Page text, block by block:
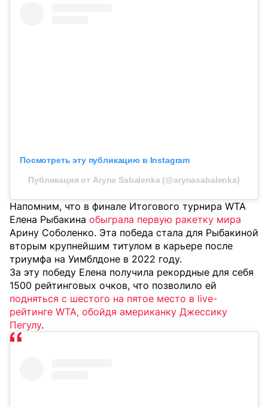
Посмотреть эту публикацию в Instagram
Публикация от Aryna Sabalenka (@arynasabalenka)
Напомним, что в финале Итогового турнира WTA
Елена Рыбакина обыграла первую ракетку мира
Арину Соболенко. Эта победа стала для Рыбакиной
вторым крупнейшим титулом в карьере после
триумфа на Уимблдоне в 2022 году.
За эту победу Елена получила рекордные для себя
1500 рейтинговых очков, что позволило ей
подняться с шестого на пятое место в live-
рейтинге WTA, обойдя американку Джессику
Пегулу.